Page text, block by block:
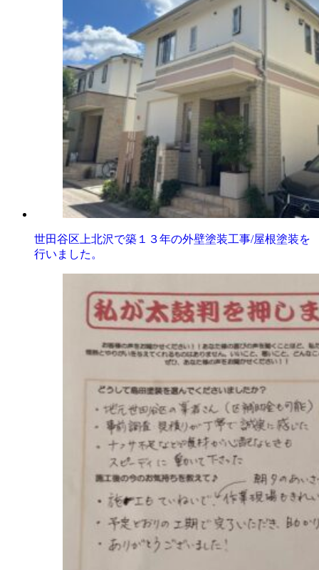
世田谷区上北沢で築１３年の外壁塗装工事/屋根塗装を
行いました。